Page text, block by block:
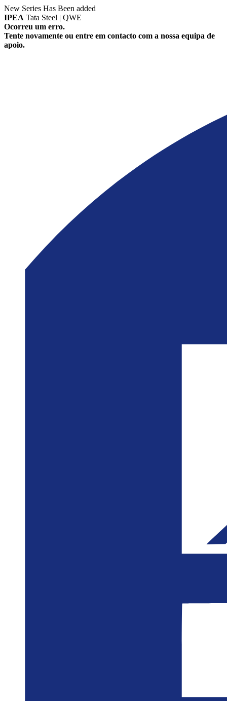
New Series Has Been added
IPEA Tata Steel | QWE
Ocorreu um erro.
Tente novamente ou entre em contacto com a nossa equipa de
apoio.